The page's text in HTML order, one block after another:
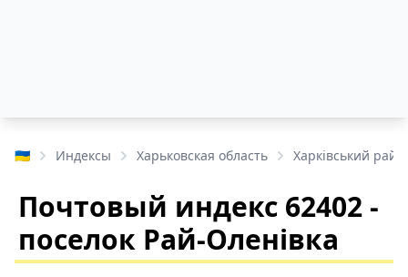
🇺🇦 Индексы Харьковская область Харківський
Почтовый индекс 62402 -
поселок Рай-Оленівка